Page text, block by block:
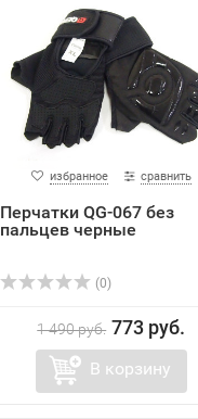
избранное сравнить
Перчатки QG-067 без
пальцев черные
(0)
1 490 руб. 773 руб.
В корзину